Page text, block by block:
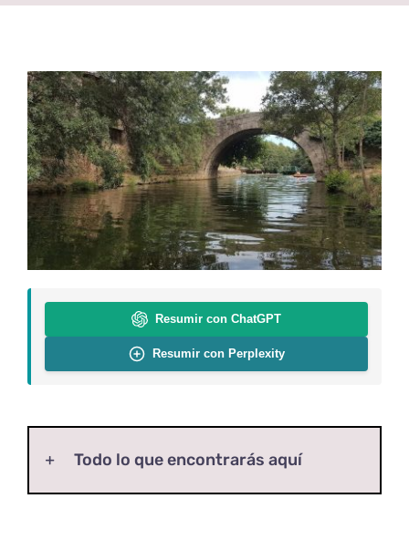
Resumir con ChatGPT
Resumir con Perplexity
Todo lo que encontrarás aquí